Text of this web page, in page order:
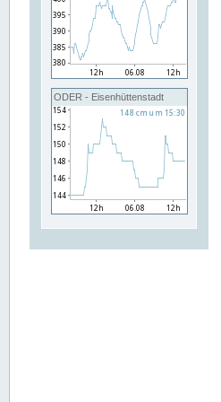
ODER - Eisenhüttenstadt